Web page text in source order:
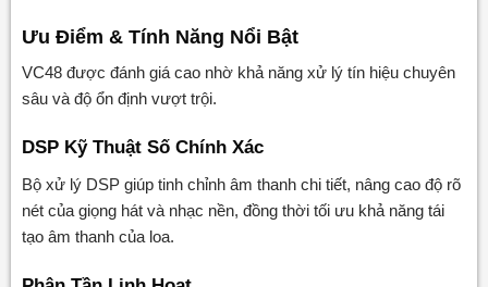
Ưu Điểm & Tính Năng Nổi Bật
VC48 được đánh giá cao nhờ khả năng xử lý tín hiệu chuyên
sâu và độ ổn định vượt trội.
DSP Kỹ Thuật Số Chính Xác
Bộ xử lý DSP giúp tinh chỉnh âm thanh chi tiết, nâng cao độ rõ
nét của giọng hát và nhạc nền, đồng thời tối ưu khả năng tái
tạo âm thanh của loa.